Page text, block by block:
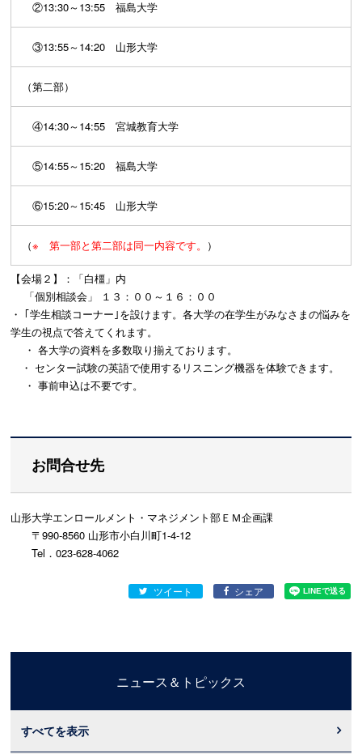
②13:30～13:55 福島大学
③13:55～14:20 山形大学
（第二部）
④14:30～14:55 宮城教育大学
⑤14:55～15:20 福島大学
⑥15:20～15:45 山形大学
（※ 第一部と第二部は同一内容です。 ）
【会場２】：「白橿」内
「個別相談会」 １３：００～１６：００
・ ｢学生相談コーナー｣を設けます。各大学の在学生がみなさまの悩みを
学生の視点で答えてくれます。
・ 各大学の資料を多数取り揃えております。
・ センター試験の英語で使用するリスニング機器を体験できます。
・ 事前申込は不要です。
お問合せ先
山形大学エンロールメント・マネジメント部ＥＭ企画課
〒990-8560 山形市小白川町1-4-12
Tel．023-628-4062
ツイート シェア
ニュース＆トピックス
すべてを表示